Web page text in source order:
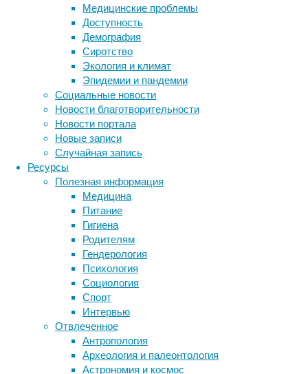
Медицинские проблемы
Доступность
Демография
Сиротство
Экология и климат
Эпидемии и пандемии
Социальные новости
Новости благотворительности
Новости портала
Новые записи
Случайная запись
Ресурсы
Полезная информация
Медицина
Питание
Гигиена
Родителям
Гендерология
Психология
Социология
Спорт
Интервью
Отвлеченное
Антропология
Археология и палеонтология
Астрономия и космос
уже
26
лет
нее
нет
возможности
увидеть
насколько
красив
город
накануне
Нового
года
Рождества.
нее
редкое
генетическое
заболевание
—
врожденный
амавроз
Метки